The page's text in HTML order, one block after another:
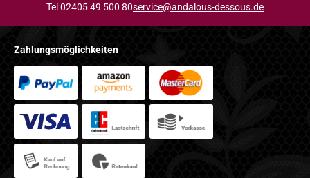
Tel 02405 49 500 80service@andalous-dessous.de
Zahlungsmöglichkeiten